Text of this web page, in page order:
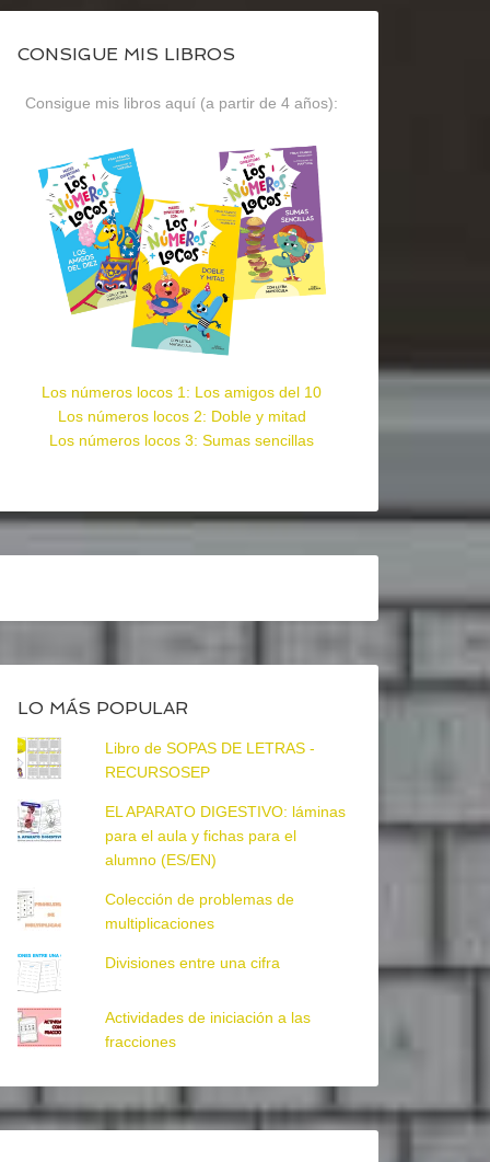
CONSIGUE MIS LIBROS
Consigue mis libros aquí (a partir de 4 años):
Los números locos 1: Los amigos del 10
Los números locos 2: Doble y mitad
Los números locos 3: Sumas sencillas
LO MÁS POPULAR
Libro de SOPAS DE LETRAS -
RECURSOSEP
EL APARATO DIGESTIVO: láminas
para el aula y fichas para el
alumno (ES/EN)
Colección de problemas de
multiplicaciones
Divisiones entre una cifra
Actividades de iniciación a las
fracciones